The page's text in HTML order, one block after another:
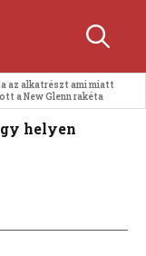
az alkatrészt ami miatt
a New Glenn rakéta
helyen